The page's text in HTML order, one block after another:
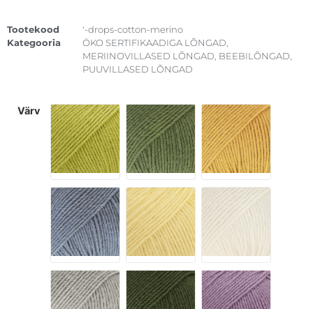
Tootekood
'-drops-cotton-merino
Kategooria
ÖKO SERTIFIKAADIGA LÕNGAD
MERIINOVILLASED LÕNGAD BEEBILÕNGAD
PUUVILLASED LÕNGAD
värv